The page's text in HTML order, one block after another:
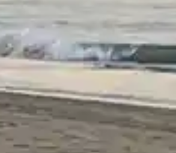
accumuli ulteriori
per ricevere uno
indicati nella pagina